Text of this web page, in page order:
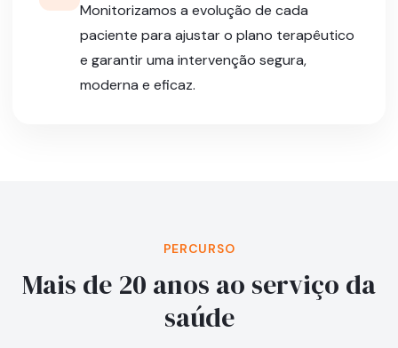
Monitorizamos a evolução de cada
paciente para ajustar o plano terapêutico
e garantir uma intervenção segura,
moderna e eficaz.
PERCURSO
Mais de 20 anos ao serviço da
saúde